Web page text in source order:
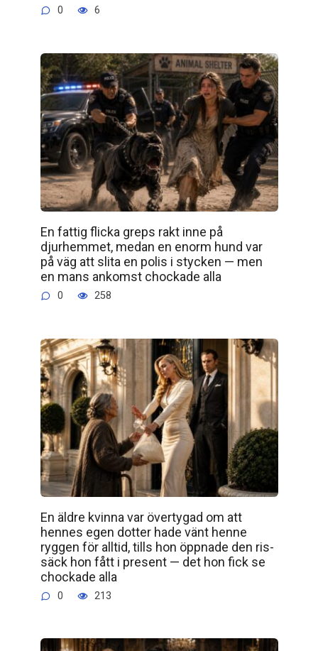
0 6
En fattig flicka greps rakt inne på
djurhemmet, medan en enorm hund var
på väg att slita en polis i stycken — men
en mans ankomst chockade alla
0 258
En äldre kvinna var övertygad om att
hennes egen dotter hade vänt henne
ryggen för alltid, tills hon öppnade den ris­
säck hon fått i present — det hon fick se
chockade alla
0 213